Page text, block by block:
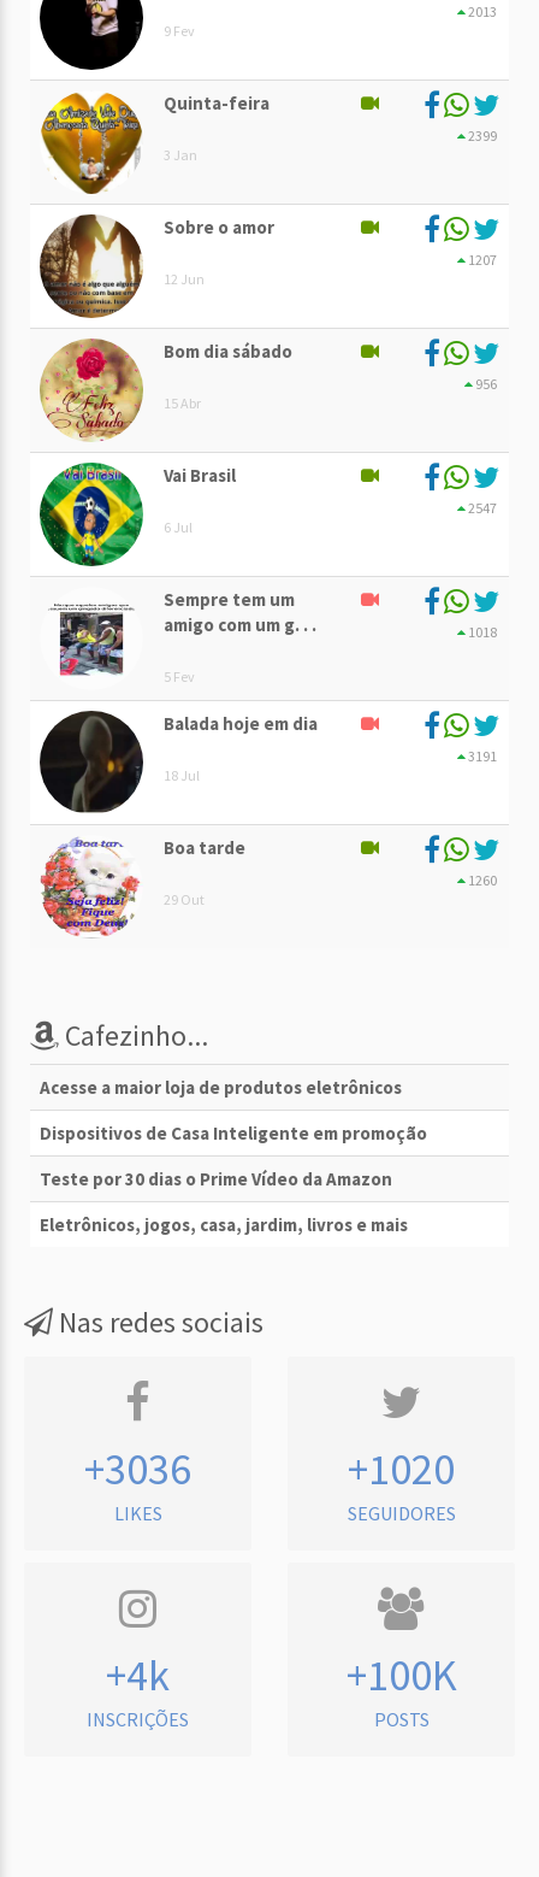
9 Fev
2013
Quinta-feira
3 Jan
2399
Sobre o amor
12 Jun
1207
Bom dia sábado
15 Abr
956
Vai Brasil
6 Jul
2547
Sempre tem um
amigo com um g. . .
5 Fev
1018
Balada hoje em dia
18 Jul
3191
Boa tarde
29 Out
1260
Cafezinho...
Acesse a maior loja de produtos eletrônicos
Dispositivos de Casa Inteligente em promoção
Teste por 30 dias o Prime Vídeo da Amazon
Eletrônicos, jogos, casa, jardim, livros e mais
Nas redes sociais
+3036
LIKES
+1020
SEGUIDORES
+4k
INSCRIÇÕES
+100K
POSTS